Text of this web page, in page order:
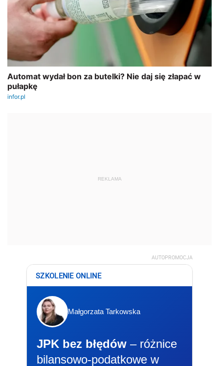
REKLAMA
AUTOPROMOCJA
SZKOLENIE ONLINE
Małgorzata Tarkowska
JPK bez błędów – różnice
bilansowo-podatkowe w